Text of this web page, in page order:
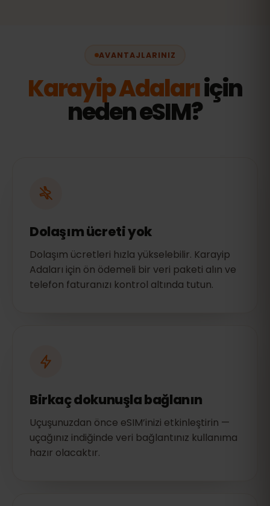
AVANTAJLARINIZ
Karayip Adalarıiçin
neden eSIM?
Dolaşım ücreti yok
Dolaşım ücretleri hızla yükselebilir. Karayip
Adaları için ön ödemeli bir veri paketi alın ve
telefon faturanızı kontrol altında tutun.
Birkaç dokunuşla bağlanın
Uçuşunuzdan önce eSIM’inizi etkinleştirin —
uçağınız indiğinde veri bağlantınız kullanıma
hazır olacaktır.